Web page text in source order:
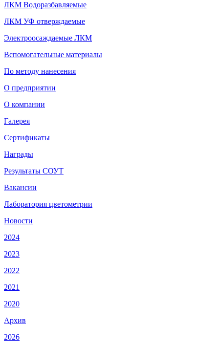
ЛКМ Водоразбавляемые
ЛКМ УФ отверждаемые
Электроосаждаемые ЛКМ
Вспомогательные материалы
По методу нанесения
О предприятии
О компании
Галерея
Сертификаты
Награды
Результаты СОУТ
Вакансии
Лаборатория цветометрии
Новости
2024
2023
2022
2021
2020
Архив
2026